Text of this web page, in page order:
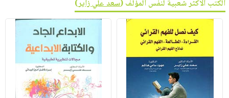
الكتب الأكثر شعبية لنفس المؤلف (سعد علي زاير)